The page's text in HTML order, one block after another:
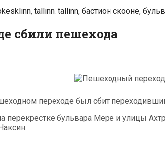
Метки
kesklinn, tallinn, tallinn, бастион скооне,
сбили пешехода
переходе был сбит
перекрестке бульвара Мере и улицы